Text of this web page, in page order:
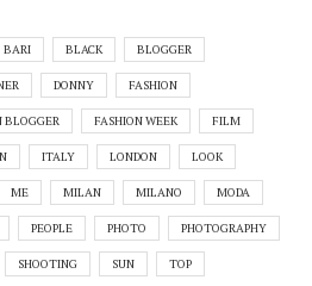
BARI BLACK BLOGGER
DONNY FASHION
BLOGGER FASHION WEEK FILM
ITALY LONDON LOOK
ME MILAN MILANO MODA
PEOPLE PHOTO PHOTOGRAPHY
SHOOTING SUN TOP